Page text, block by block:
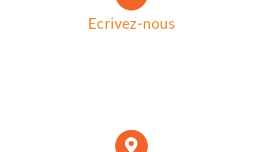
Ecrivez-nous